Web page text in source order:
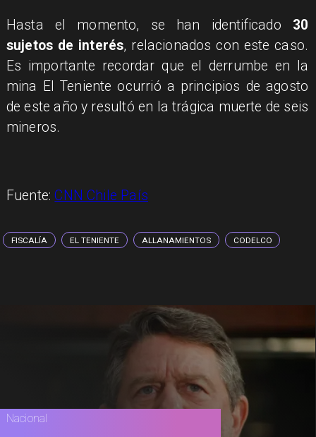
Hasta el momento, se han identificado 30
sujetos de interés, relacionados con este caso.
Es importante recordar que el derrumbe en la
mina El Teniente ocurrió a principios de agosto
de este año y resultó en la trágica muerte de seis
mineros.
Fuente:CNN Chile País
FISCALÍA EL TENIENTE ALLANAMIENTOS CODELCO
Nacional